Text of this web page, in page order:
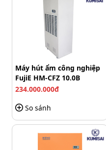
Nguyên lý hoạt
Máy hút ẩm công nghiệp
FujiE HM-CFZ 10.0B
234.000.000đ
So sánh